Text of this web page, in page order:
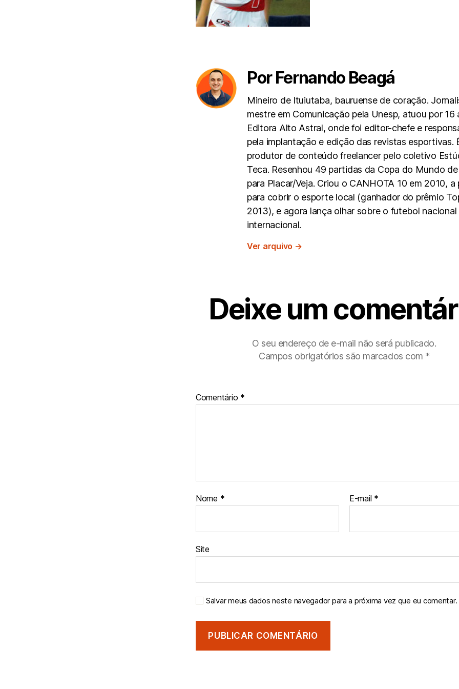
Por Fernando Beagá
Mineiro de Ituiutaba, bauruense de coração.
mestre em Comunicação pela Unesp, atuou por 16
Editora Alto Astral, onde foi editor-chefe e
pela implantação e edição das revistas esportivas.
produtor de conteúdo freelancer pelo coletivo
Teca. Resenhou 49 partidas da Copa do Mundo
para Placar/Veja. Criou o CANHOTA 10 em 2010, a
para cobrir o esporte local (ganhador do prêmio
2013), e agora lança olhar sobre o futebol nacional
internacional.
Ver arquivo →
Deixe um
O seu endereço de e-mail não será publicado.
Campos obrigatórios são marcados com *
Comentário *
Nome * E-mail *
Site
Salvar meus dados neste navegador para a próxima vez que eu comentar.